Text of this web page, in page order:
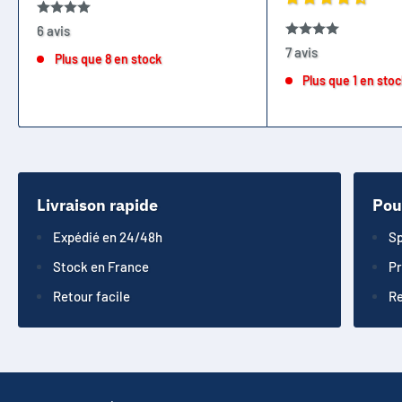
6 avis
Plus que 8 en stock 7 avis
Plus que 1 en
Livraison rapide
Expédié en 24/48h
Stock en France
Retour facile